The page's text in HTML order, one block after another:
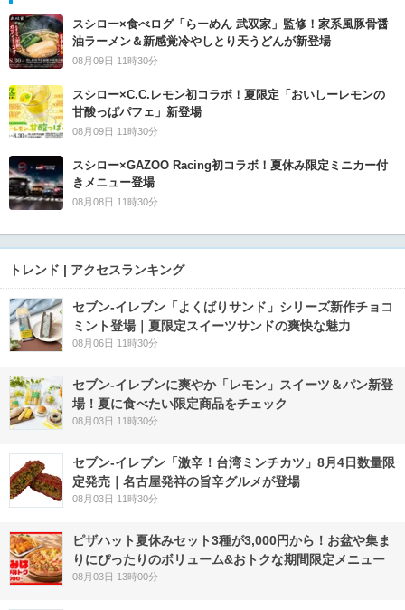
スシロー×食べログ「らーめん 武双家」監修！家系風豚骨醤
油ラーメン＆新感覚冷やしとり天うどんが新登場
08月09日 11時30分
スシロー×C.C.レモン初コラボ！夏限定「おいしーレモンの
甘酸っぱパフェ」新登場
08月09日 11時30分
スシロー×GAZOO Racing初コラボ！夏休み限定ミニカー付
きメニュー登場
08月08日 11時30分
トレンド | アクセスランキング
セブン‐イレブン「よくばりサンド」シリーズ新作チョコ
ミント登場｜夏限定スイーツサンドの爽快な魅力
08月06日 11時30分
セブン‐イレブンに爽やか「レモン」スイーツ＆パン新登
場！夏に食べたい限定商品をチェック
08月03日 11時30分
セブン-イレブン「激辛！台湾ミンチカツ」8月4日数量限
定発売｜名古屋発祥の旨辛グルメが登場
08月03日 11時30分
ピザハット夏休みセット3種が3,000円から！お盆や集ま
りにぴったりのボリューム&おトクな期間限定メニュー
08月03日 13時00分